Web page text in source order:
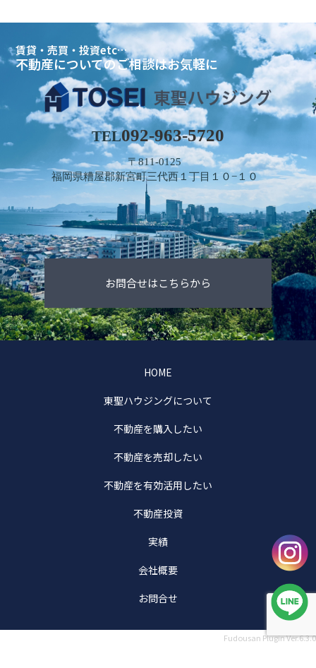
賃貸・売買・投資etc…
不動産についてのご相談はお気軽に
TEL092-963-5720
〒811-0125
福岡県糟屋郡新宮町三代西１丁目１０−１０
お問合せはこちらから
HOME
東聖ハウジングについて
不動産を購入したい
不動産を売却したい
不動産を有効活用したい
不動産投資
実績
会社概要
お問合せ
Fudousan Plugin Ver.6.3.0